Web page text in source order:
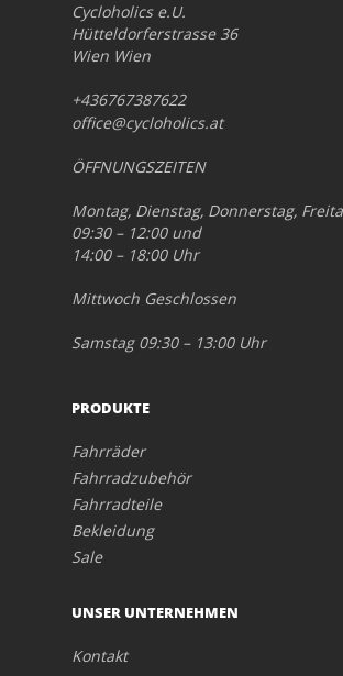
Cycloholics e.U.
Hütteldorferstrasse 36
Wien Wien
+436767387622
office@cycloholics.at
ÖFFNUNGSZEITEN
Montag, Dienstag, Donnerstag,
09:30 – 12:00 und
14:00 – 18:00 Uhr
Mittwoch Geschlossen
Samstag 09:30 – 13:00 Uhr
PRODUKTE
Fahrräder
Fahrradzubehör
Fahrradteile
Bekleidung
Sale
UNSER UNTERNEHMEN
Kontakt